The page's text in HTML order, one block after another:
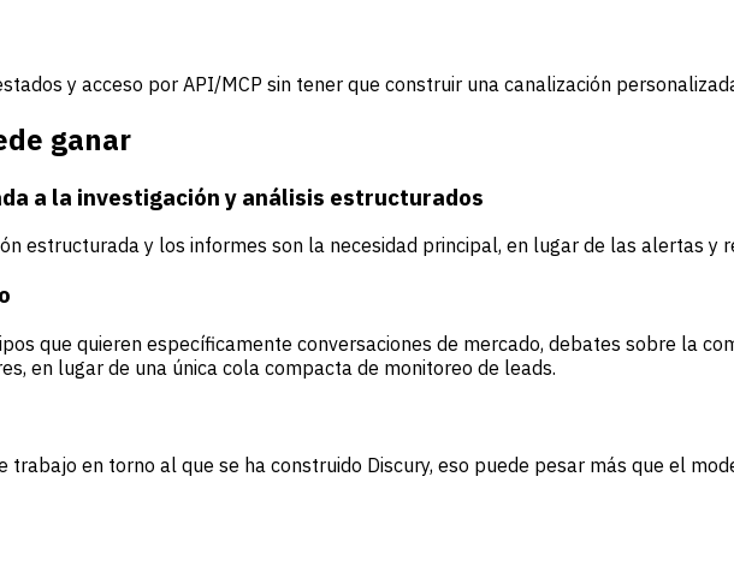
y acceso por API/MCP sin tener que construir una canalización
ganar
a la investigación y análisis estructurados
estructurada y los informes son la necesidad principal, en lugar de las alertas y
que quieren específicamente conversaciones de mercado, debates sobre la
en lugar de una única cola compacta de monitoreo de leads.
en torno al que se ha construido Discury, eso puede pesar más que el